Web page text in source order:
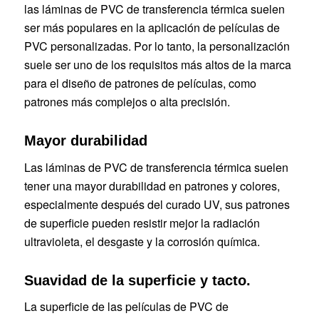
las láminas de PVC de transferencia térmica suelen
ser más populares en la aplicación de películas de
PVC personalizadas. Por lo tanto, la personalización
suele ser uno de los requisitos más altos de la marca
para el diseño de patrones de películas, como
patrones más complejos o alta precisión.
Mayor durabilidad
Las láminas de PVC de transferencia térmica suelen
tener una mayor durabilidad en patrones y colores,
especialmente después del curado UV, sus patrones
de superficie pueden resistir mejor la radiación
ultravioleta, el desgaste y la corrosión química.
Suavidad de la superficie y tacto.
La superficie de las películas de PVC de